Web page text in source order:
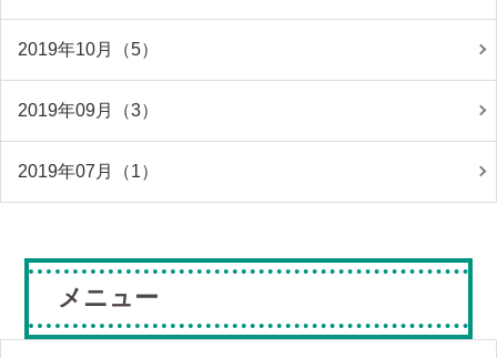
2019年10月（5）
2019年09月（3）
2019年07月（1）
メニュー